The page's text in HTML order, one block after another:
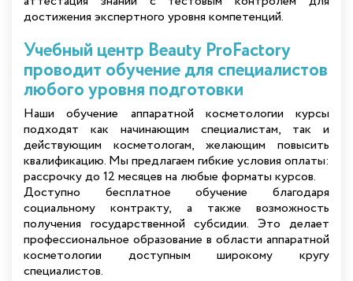
достижения экспертного уровня компетенций.
Учебный центр Beauty ProFactory
проводит обучение для специалистов
любого уровня подготовки
Наши обучение аппаратной косметологии курсы
подходят как начинающим специалистам, так и
действующим косметологам, желающим повысить
квалификацию. Мы предлагаем гибкие условия оплаты:
рассрочку до 12 месяцев на любые форматы курсов.
Доступно бесплатное обучение благодаря
социальному контракту, а также возможность
получения государственной субсидии. Это делает
профессиональное образование в области аппаратной
косметологии доступным широкому кругу
специалистов.